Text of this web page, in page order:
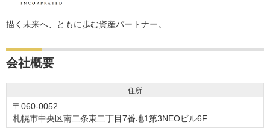
描く未来へ、ともに歩む資産パートナー。
会社概要
住所
〒060-0052
札幌市中央区南二条東二丁目7番地1第3NEOビル6F